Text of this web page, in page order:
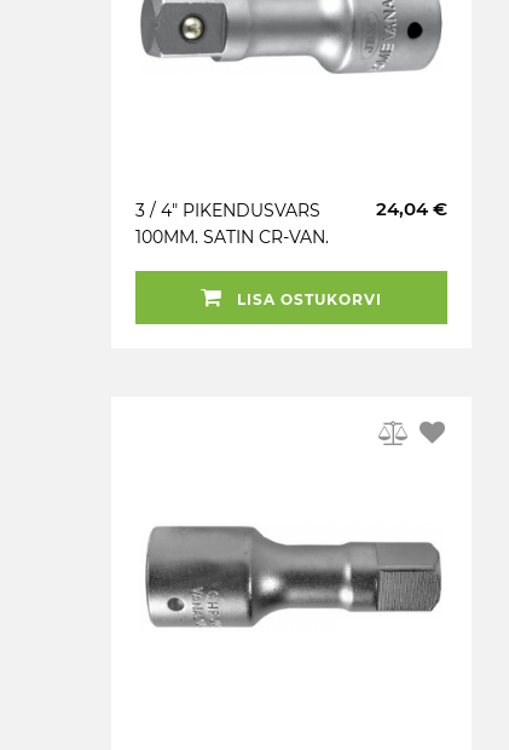
3 / 4" PIKENDUSVARS
100MM. SATIN CR-VAN.
24,04 €
LISA OSTUKORVI